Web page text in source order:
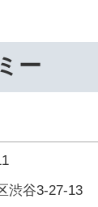
ー
渋谷3-27-13